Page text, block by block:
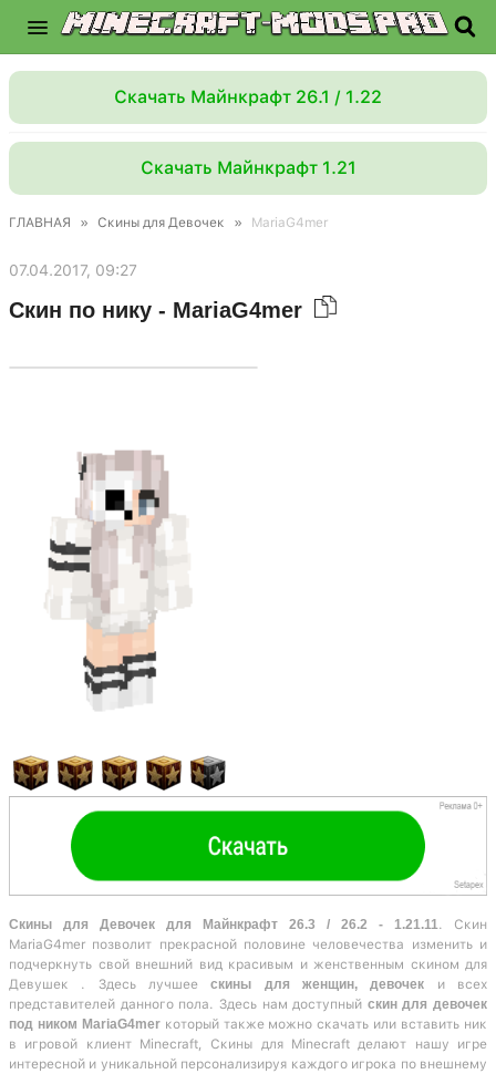
Скачать Майнкрафт 26.1 / 1.22
Скачать Майнкрафт 1.21
ГЛАВНАЯ » Скины для Девочек » MariaG4mer
07.04.2017, 09:27
Скин по нику - MariaG4mer
Скины для Девочек для Майнкрафт 26.3 / 26.2 - 1.21.11 . Скин
MariaG4mer позволит прекрасной половине человечества изменить и
подчеркнуть свой внешний вид красивым и женственным скином для
Девушек . Здесь лучшеескины для женщин, девочек и всех
представителей данного пола. Здесь нам доступный скин для девочек
под ником MariaG4mer который также можно скачать или вставить ник
в игровой клиент Minecraft, Скины для Minecraft делают нашу игре
интересной и уникальной персонализируя каждого игрока по внешнему